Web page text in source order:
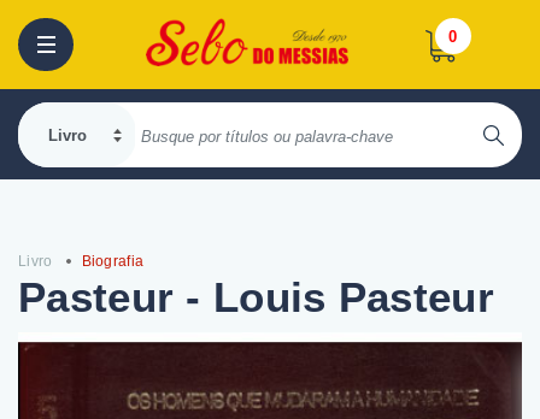
0
Livro Biografia
Pasteur - Louis Pasteur